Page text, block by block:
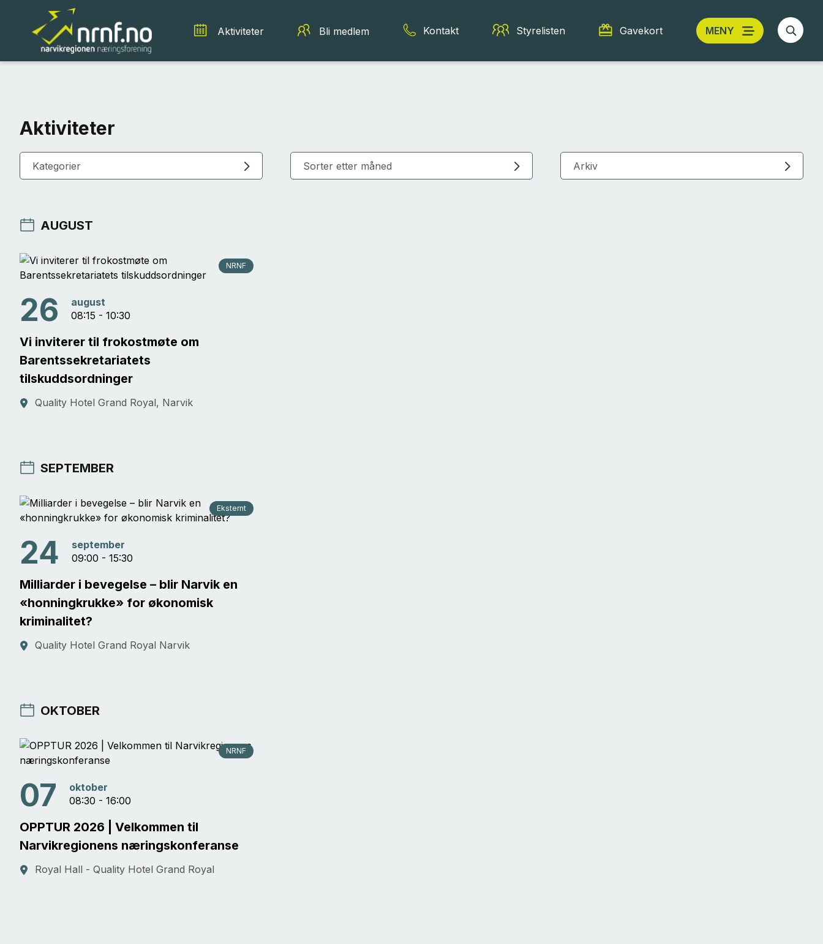
Aktiviteter Bli medlem Kontakt Styrelisten Gavekort MENY
Aktiviteter
Kategorier Sorter etter måned Arkiv
AUGUST
NRNF
26
august
08:15 - 10:30
Vi inviterer til frokostmøte om
Barentssekretariatets
tilskuddsordninger
Quality Hotel Grand Royal, Narvik
SEPTEMBER
Eksternt
24
september
09:00 - 15:30
Milliarder i bevegelse – blir Narvik en
«honningkrukke» for økonomisk
kriminalitet?
Quality Hotel Grand Royal Narvik
OKTOBER
NRNF
07
oktober
08:30 - 16:00
OPPTUR 2026 | Velkommen til
Narvikregionens næringskonferanse
Royal Hall - Quality Hotel Grand Royal